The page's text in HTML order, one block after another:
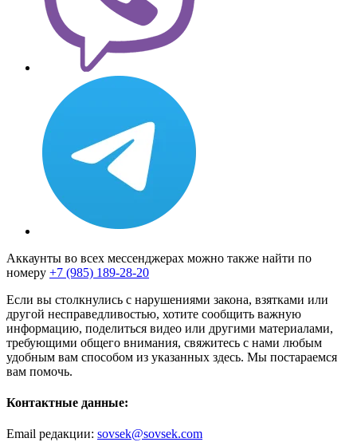
Аккаунты во всех мессенджерах можно также найти по
номеру +7 (985) 189-28-20
Если вы столкнулись с нарушениями закона, взятками или
другой несправедливостью, хотите сообщить важную
информацию, поделиться видео или другими материалами,
требующими общего внимания, свяжитесь с нами любым
удобным вам способом из указанных здесь. Мы постараемся
вам помочь.
Контактные данные:
Email редакции: sovsek@sovsek.com